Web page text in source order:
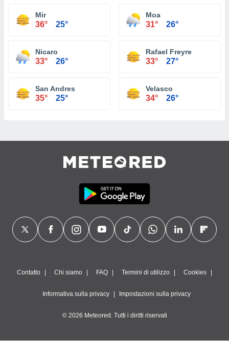
Mir
36° 25°
Moa
31° 26°
Nicaro
33° 26°
Rafael Freyre
33° 27°
San Andres
35° 25°
Velasco
34° 26°
Contatto Chi siamo FAQ Termini di utilizzo Cookies
Informativa sulla privacy Impostazioni sulla privacy
© 2026 Meteored. Tutti i diritti riservati